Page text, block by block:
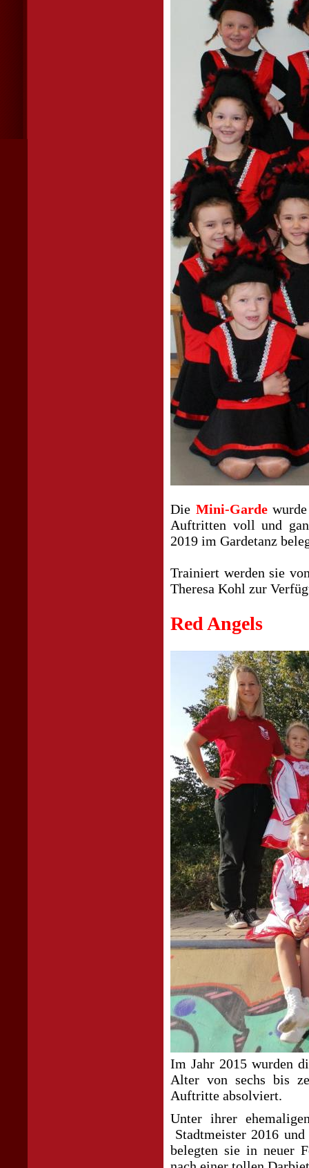
Die Mini-Gardewurde
Auftritten voll und
2019 im Gardetanz
Trainiert werden sie
Theresa Kohl zur
Red Angels
Im Jahr 2015 wurden
Alter von sechs bis
Auftritte absolviert.
Unter ihrer
Stadtmeister 2016
belegten sie in neuer